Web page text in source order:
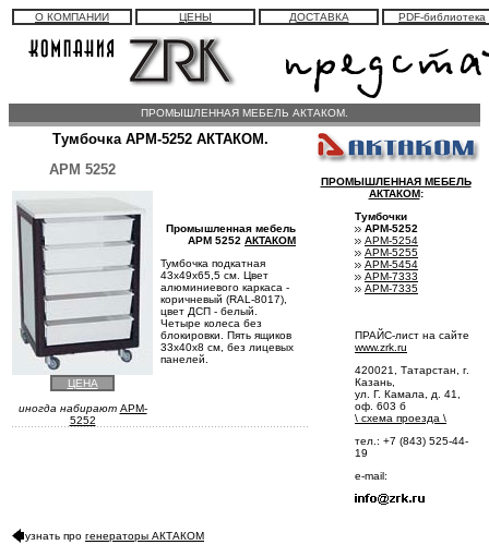
О КОМПАНИИ ЦЕНЫ ДОСТАВКА PDF-библиотека
ПРОМЫШЛЕННАЯ МЕБЕЛЬ АКТАКОМ.
Тумбочка АРМ-5252 АКТАКОМ.
АРМ 5252
Промышленная мебель
АРМ 5252 АКТАКОМ
Тумбочка подкатная
43х49х65,5 см. Цвет
алюминиевого каркаса -
коричневый (RAL-8017),
цвет ДСП - белый.
Четыре колеса без
блокировки. Пять ящиков
33х40х8 см, без лицевых
панелей.
ЦЕНА
иногда набирают APM-
5252
ПРОМЫШЛЕННАЯ МЕБЕЛЬ
АКТАКОМ:
Тумбочки
АРМ-5252
АРМ-5254
АРМ-5255
АРМ-5454
АРМ-7333
АРМ-7335
ПРАЙС-лист на сайте
www.zrk.ru
420021, Татарстан, г.
Казань,
ул. Г. Камала, д. 41,
оф. 603 б
\ схема проезда \
тел.: +7 (843) 525-44-
19
e-mail:
узнать про генераторы АКТАКОМ